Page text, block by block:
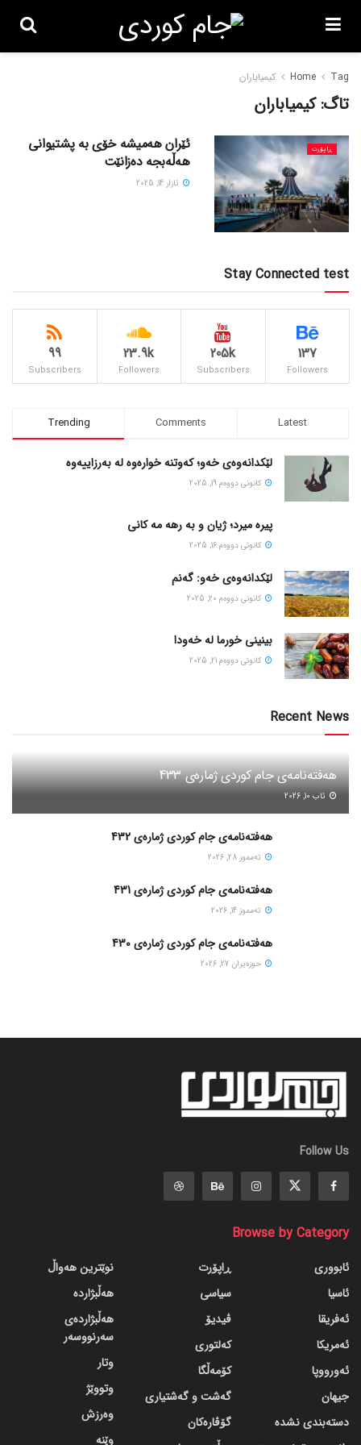
Home Tag کیمیاباران
تاگ:کیمیاباران
ڕاپۆرت
ئێران هەمیشە خۆی بە پشتیوانی
هەڵەبجە دەزانێت
ئازار 14, 2025
Stay Connected test
137
Followers
205k
Subscribers
23.9k
Followers
99
Subscribers
Trending Comments Latest
لێکدانەوەی خەو؛ کەوتنە خوارەوە لە بەرزاییەوە
كانونی دووه‌م 19, 2025
پیره میرد؛ ژیان و به رهه مه کانی
كانونی دووه‌م 16, 2025
لێکدانەوەی خەو: گەنم
كانونی دووه‌م 20, 2025
بینینی خورما لە خەودا
كانونی دووه‌م 21, 2025
Recent News
هەفتەنامەی جام کوردی ژمارەی 433
ئاب 10, 2026
هەفتەنامەی جام کوردی ژمارەی 432
ته‌مموز 28, 2026
هەفتەنامەی جام کوردی ژمارەی 431
ته‌مموز 14, 2026
هەفتەنامەی جام کوردی ژمارەی 430
حوزه‌یران 27, 2026
Follow Us
Browse by Category
ئابووری
ئاسیا
ئەفریقا
ئەمریکا
ئەورووپا
جیهان
دسته‌بندی نشده
ڕاپۆرت
سیاسی
ڤیدیۆ
کەلتوری
کۆمەڵگا
گه‌شت و گه‌شتیاری
گۆڤاره‌کان
نوێترین هەواڵ
هەڵبژاردە
هەڵبژاردەی
سەرنووسەر
وتار
وتووێژ
وەرزش
وێنە